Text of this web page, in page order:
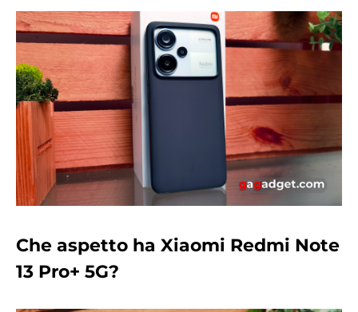
Che aspetto ha Xiaomi Redmi Note
13 Pro+ 5G?